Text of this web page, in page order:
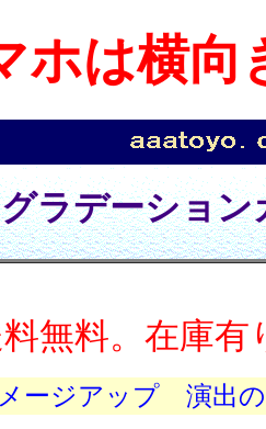
ホは横向
グラデーショ
無料。在庫
ージアップ 演出